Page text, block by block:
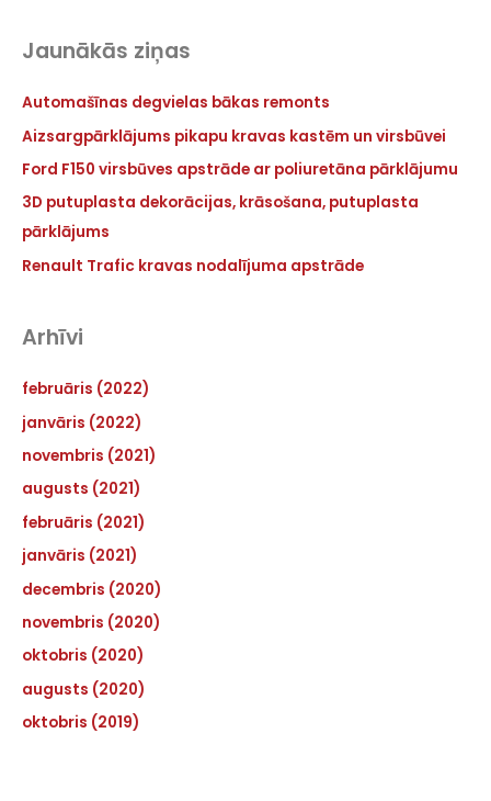
Jaunākās ziņas
Automašīnas degvielas bākas remonts
Aizsargpārklājums pikapu kravas kastēm un virsbūvei
Ford F150 virsbūves apstrāde ar poliuretāna pārklājumu
3D putuplasta dekorācijas, krāsošana, putuplasta
pārklājums
Renault Trafic kravas nodalījuma apstrāde
Arhīvi
februāris (2022)
janvāris (2022)
novembris (2021)
augusts (2021)
februāris (2021)
janvāris (2021)
decembris (2020)
novembris (2020)
oktobris (2020)
augusts (2020)
oktobris (2019)